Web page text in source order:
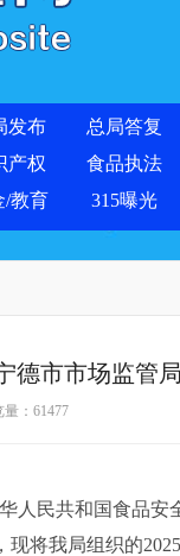
发布 总局答复
产权 食品执法
/教育 315曝光
德市市场监管局
： 61477
民共和国食品安
将我局组织的